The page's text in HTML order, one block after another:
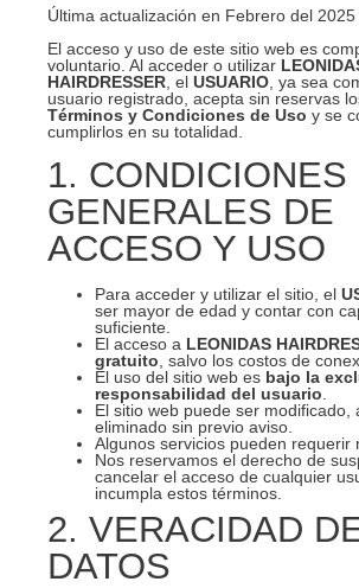
Última actualización en Febrero del 2025
El acceso y uso de este sitio web es
voluntario. Al acceder o utilizar
HAIRDRESSER , el USUARIO , ya sea
usuario registrado, acepta sin reservas
Términos y Condiciones de Uso y se
cumplirlos en su totalidad.
1. CONDICIONES
GENERALES DE
ACCESO Y USO
Para acceder y utilizar el sitio, el
ser mayor de edad y contar con
suficiente.
El acceso a LEONIDAS
gratuito , salvo los costos de
El uso del sitio web es bajo la
responsabilidad del usuario
El sitio web puede ser modificado,
eliminado sin previo aviso.
Algunos servicios pueden requerir
Nos reservamos el derecho de
cancelar el acceso de cualquier
incumpla estos términos.
2. VERACIDAD
DATOS